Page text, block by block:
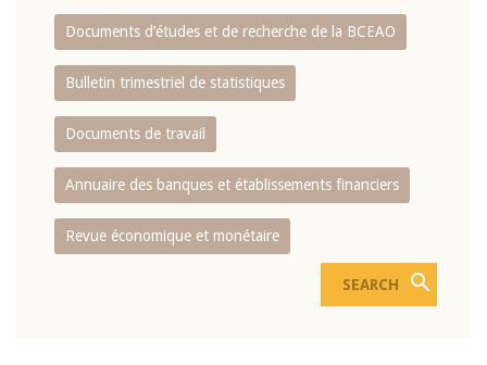
Documents d’études et de recherche de la BCEAO
Bulletin trimestriel de statistiques
Documents de travail
Annuaire des banques et établissements financiers
Revue économique et monétaire